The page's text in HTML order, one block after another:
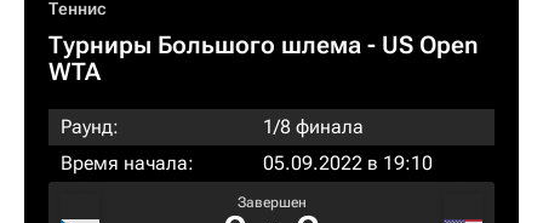
Теннис
Турниры Большого шлема - US Open
WTA
Раунд:
1/8 финала
Время начала:
05.09.2022 в 19:10
Завершен